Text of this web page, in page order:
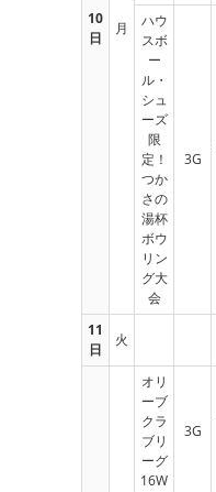
10
日
月
ハウ
スボ
ー
ル・
シュ
ーズ
限
定！
つか
さの
湯杯
ボウ
リン
グ大
会
3G
11
日
火
オリ
ーブ
クラ
ブリ
ーグ
16W
3G